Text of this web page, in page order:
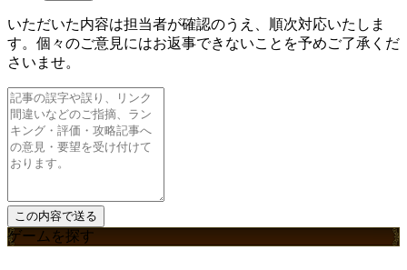
いただいた内容は担当者が確認のうえ、順次対応いたしま
す。個々のご意見にはお返事できないことを予めご了承くだ
さいませ。
ゲームを探す